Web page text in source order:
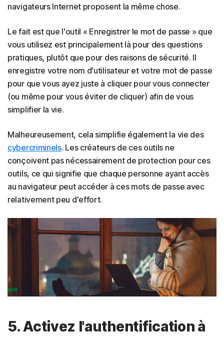
navigateurs Internet proposent la même chose.
Le fait est que l'outil « Enregistrer le mot de passe » que
vous utilisez est principalement là pour des questions
pratiques, plutôt que pour des raisons de sécurité. Il
enregistre votre nom d'utilisateur et votre mot de passe
pour que vous ayez juste à cliquer pour vous connecter
(ou même pour vous éviter de cliquer) afin de vous
simplifier la vie.
Malheureusement, cela simplifie également la vie des
cybercriminels. Les créateurs de ces outils ne
conçoivent pas nécessairement de protection pour ces
outils, ce qui signifie que chaque personne ayant accès
au navigateur peut accéder à ces mots de passe avec
relativement peu d'effort.
5. Activez l'authentification à